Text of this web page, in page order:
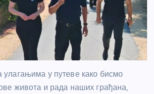
у путеве како бисмо
живота и рада наших грађана,